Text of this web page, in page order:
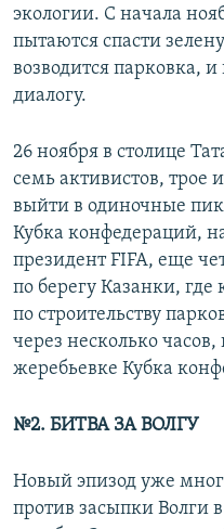
экологии. С начала
пытаются спасти
возводится парковка,
диалогу.
26 ноября в столице
семь активистов, трое
выйти в одиночные
Кубка конфедераций,
президент FIFA, еще
по берегу Казанки, где
по строительству
через несколько
жеребьевке Кубка
№2. БИТВА ЗА ВОЛГУ
Новый эпизод уже
против засыпки Волги